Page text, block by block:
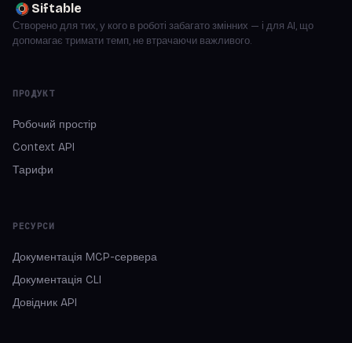
Siftable
Створено для тих, у кого в роботі забагато змінних — і для AI, що
допомагає тримати темп, не втрачаючи важливого.
ПРОДУКТ
Робочий простір
Context API
Тарифи
РЕСУРСИ
Документація MCP-сервера
Документація CLI
Довідник API